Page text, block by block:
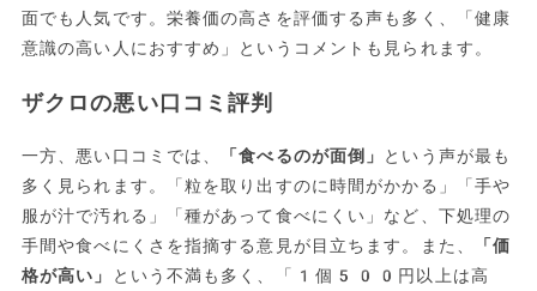
面でも人気です。栄養価の高さを評価する声も多く、「健康
意識の高い人におすすめ」というコメントも見られます。
ザクロの悪い口コミ評判
一方、悪い口コミでは、 「食べるのが面倒」
という声が最も
多く見られます。「粒を取り出すのに時間がかかる」「手や
服が汁で汚れる」「種があって食べにくい」など、下処理の
手間や食べにくさを指摘する意見が目立ちます。また、
「価
格が高い」
という不満も多く、「1個500円以上は高